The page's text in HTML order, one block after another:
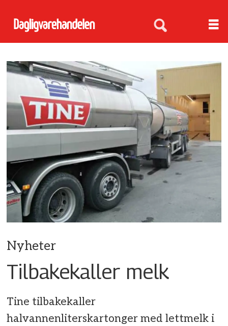
Nyheter
Tilbakekaller melk
Tine tilbakekaller
halvannenliterskartonger med lettmelk i